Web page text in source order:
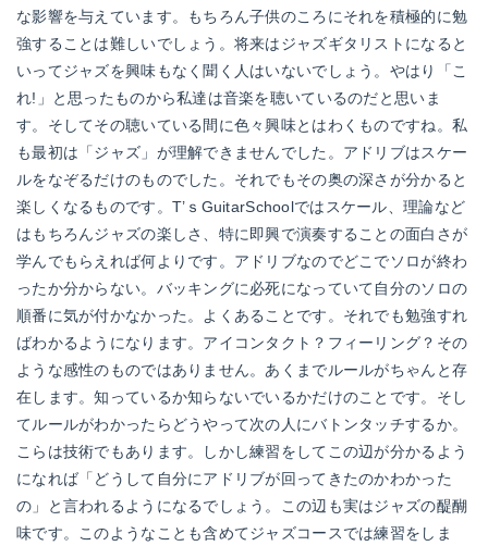
な影響を与えています。もちろん子供のころにそれを積極的に勉
強することは難しいでしょう。将来はジャズギタリストになると
いってジャズを興味もなく聞く人はいないでしょう。やはり「こ
れ!」と思ったものから私達は音楽を聴いているのだと思いま
す。そしてその聴いている間に色々興味とはわくものですね。私
も最初は「ジャズ」が理解できませんでした。アドリブはスケー
ルをなぞるだけのものでした。それでもその奥の深さが分かると
楽しくなるものです。T’ｓGuitarSchoolではスケール、理論など
はもちろんジャズの楽しさ、特に即興で演奏することの面白さが
学んでもらえれば何よりです。アドリブなのでどこでソロが終わ
ったか分からない。バッキングに必死になっていて自分のソロの
順番に気が付かなかった。よくあることです。それでも勉強すれ
ばわかるようになります。アイコンタクト？フィーリング？その
ような感性のものではありません。あくまでルールがちゃんと存
在します。知っているか知らないでいるかだけのことです。そし
てルールがわかったらどうやって次の人にバトンタッチするか。
こらは技術でもあります。しかし練習をしてこの辺が分かるよう
になれば「どうして自分にアドリブが回ってきたのかわかった
の」と言われるようになるでしょう。この辺も実はジャズの醍醐
味です。このようなことも含めてジャズコースでは練習をしま